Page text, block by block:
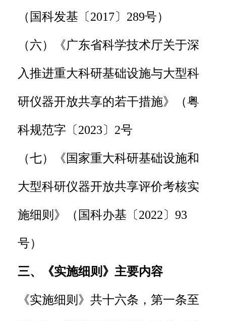
（国科发基〔2017〕289号）
（六）《广东省科学技术厅关于深
入推进重大科研基础设施与大型科
研仪器开放共享的若干措施》（粤
科规范字〔2023〕2号
（七）《国家重大科研基础设施和
大型科研仪器开放共享评价考核实
施细则》（国科办基〔2022〕93
号）
三、《实施细则》主要内容
《实施细则》共十六条，第一条至